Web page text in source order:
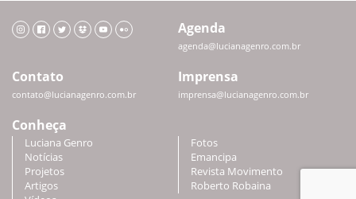
Agenda
agenda@lucianagenro.com.br
Contato
contato@lucianagenro.com.br
Imprensa
imprensa@lucianagenro.com.br
Conheça
Luciana Genro
Notícias
Projetos
Artigos
Fotos
Emancipa
Revista Movimento
Roberto Robaina